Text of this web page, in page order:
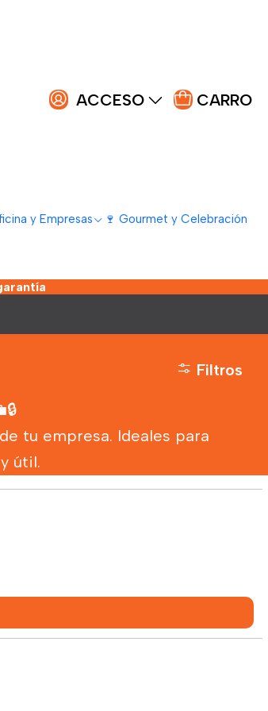
ACCESO CARRO
y Empresas 🍷 Gourmet y Celebración
tu empresa. Ideales para
útil.
Filtros